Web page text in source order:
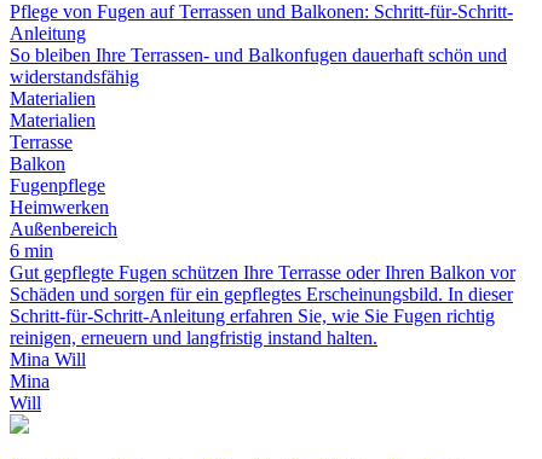
Pflege von Fugen auf Terrassen und Balkonen: Schritt-für-Schritt-
Anleitung
So bleiben Ihre Terrassen- und Balkonfugen dauerhaft schön und
widerstandsfähig
Materialien
Materialien
Terrasse
Balkon
Fugenpflege
Heimwerken
Außenbereich
6 min
Gut gepflegte Fugen schützen Ihre Terrasse oder Ihren Balkon vor
Schäden und sorgen für ein gepflegtes Erscheinungsbild. In dieser
Schritt-für-Schritt-Anleitung erfahren Sie, wie Sie Fugen richtig
reinigen, erneuern und langfristig instand halten.
Mina Will
Mina
Will